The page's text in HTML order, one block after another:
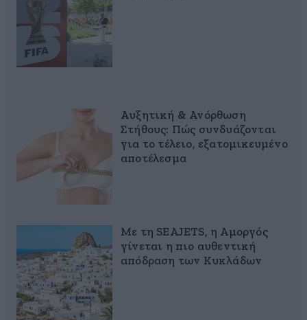
Αυξητική & Ανόρθωση
Στήθους: Πώς συνδυάζονται
για το τέλειο, εξατομικευμένο
αποτέλεσμα
Με τη SEAJETS, η Αμοργός
γίνεται η πιο αυθεντική
απόδραση των Κυκλάδων